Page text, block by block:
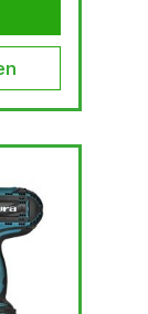
ca. 4